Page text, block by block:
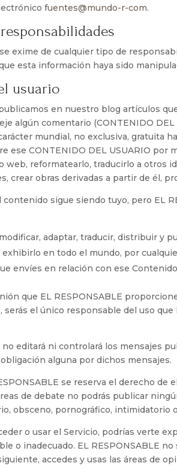
fuentes@mundo-r-com.
se exime de cualquier tipo de
esta información haya sido
usuario
en nuestro blog artículos
algún comentario (CONTENIDO
mundial, no exclusiva, gratuita
ese CONTENIDO DEL USUARIO por
web, reformatearlo, traducirlo a otros
crear obras derivadas a partir de él,
sigue siendo tuyo, pero EL
adaptar, traducir, distribuir y
exhibirlo en todo el mundo, por
envíes en relación con ese
que EL RESPONSABLE
serás el único responsable del uso
no editará ni controlará los mensajes
alguna por dichos mensajes.
se reserva el derecho
de debate no podrás publicar
obsceno, pornográfico, intimidatorio
o usar el Servicio, podrías verte
o inadecuado. EL RESPONSABLE
accedes y usas las áreas de